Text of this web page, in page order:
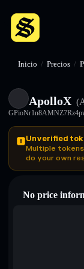
Inicio / Precios /
ApolloX
Unverified
Multiple tokens
do your own
No price